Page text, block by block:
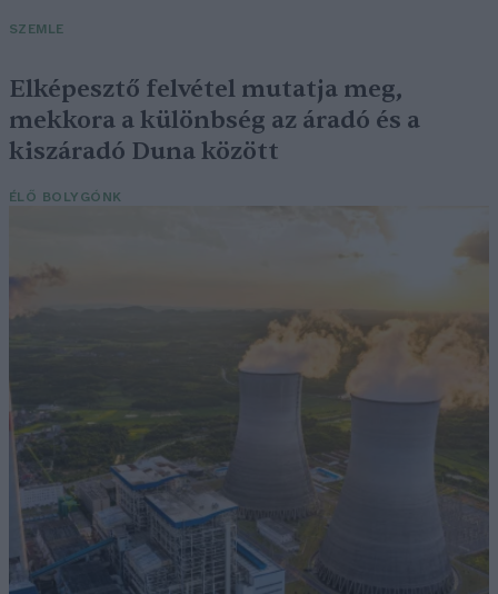
SZEMLE
Elképesztő felvétel mutatja meg,
mekkora a különbség az áradó és a
kiszáradó Duna között
ÉLŐ BOLYGÓNK